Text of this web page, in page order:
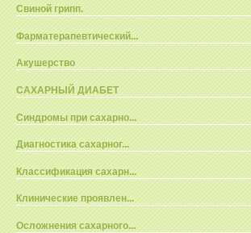
Свиной грипп.
Фарматерапевтический...
Акушерство
САХАРНЫЙ ДИАБЕТ
Синдромы при сахарно...
Диагностика сахарног...
Классификация сахарн...
Клинические проявлен...
Осложнения сахарного...